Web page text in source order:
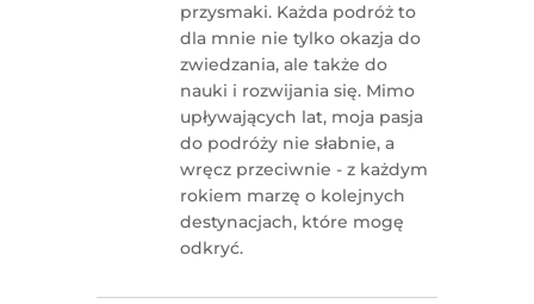
przysmaki. Każda podróż to
dla mnie nie tylko okazja do
zwiedzania, ale także do
nauki i rozwijania się. Mimo
upływających lat, moja pasja
do podróży nie słabnie, a
wręcz przeciwnie - z każdym
rokiem marzę o kolejnych
destynacjach, które mogę
odkryć.